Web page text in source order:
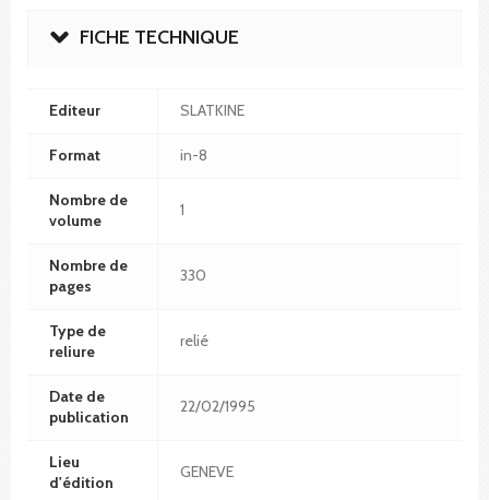
FICHE TECHNIQUE
Editeur SLATKINE
Format in-8
Nombre de
volume
1
Nombre de
pages
330
Type de
reliure
relié
Date de
publication
22/02/1995
Lieu
d'édition
GENEVE